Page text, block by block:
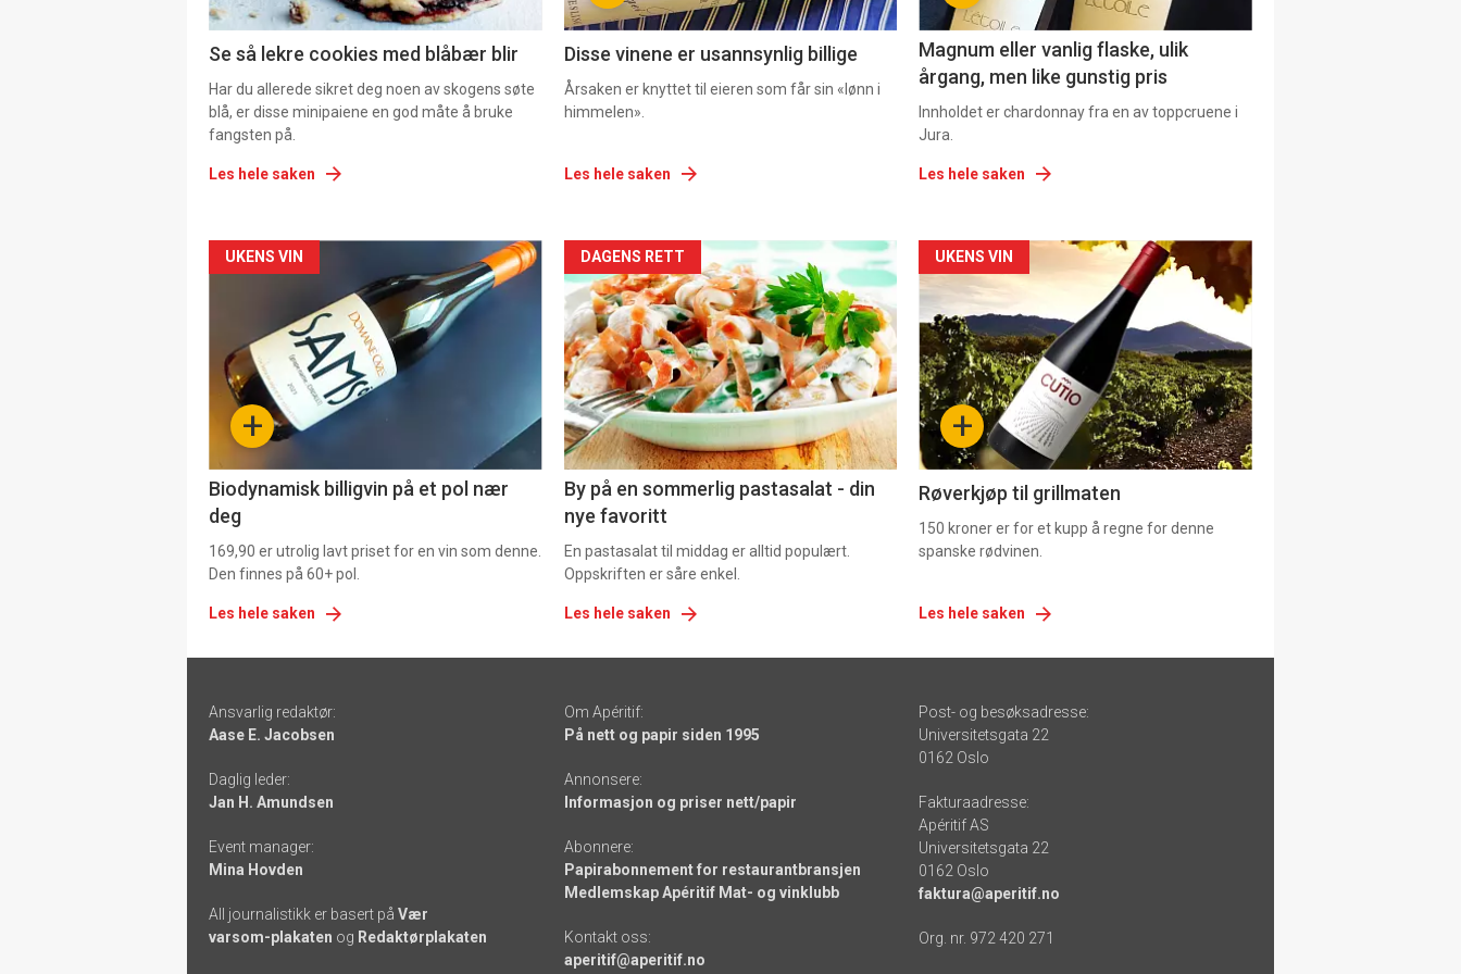
Se så lekre cookies med blåbær blir
Har du allerede sikret deg noen av skogens søte
blå, er disse minipaiene en god måte å bruke
fangsten på.
Les hele saken
Disse vinene er usannsynlig billige
Årsaken er knyttet til eieren som får sin «lønn i
himmelen».
Les hele saken
Magnum eller vanlig flaske, ulik
årgang, men like gunstig pris
Innholdet er chardonnay fra en av toppcruene i
Jura.
Les hele saken
Forsiden
akkurat
nå
-
+
UKENS VIN
Biodynamisk billigvin på et pol nær
deg
169,90 er utrolig lavt priset for en vin som denne.
Den finnes på 60+ pol.
Les hele saken
Forsiden
akkurat
nå
-
5
DAGENS RETT
By på en sommerlig pastasalat - din
nye favoritt
En pastasalat til middag er alltid populært.
Oppskriften er såre enkel.
Les hele saken
Forsiden
akkurat
nå
-
6 +
UKENS VIN
Røverkjøp til grillmaten
150 kroner er for et kupp å regne for denne
spanske rødvinen.
Les hele saken
-
links
Ansvarlig redaktør:
Aase E. Jacobsen
Daglig leder:
Jan H. Amundsen
Event manager:
Mina Hovden
All journalistikk er basert på Vær
varsom-plakaten og Redaktørplakaten
Om Apéritif:
På nett og papir siden 1995
Annonsere:
Informasjon og priser nett/papir
Abonnere:
Papirabonnement for restaurantbransjen
Medlemskap Apéritif Mat- og vinklubb
Kontakt oss:
aperitif@aperitif.no
Post- og besøksadresse:
Universitetsgata 22
0162 Oslo
Fakturaadresse:
Apéritif AS
Universitetsgata 22
0162 Oslo
faktura@aperitif.no
Org. nr. 972 420 271